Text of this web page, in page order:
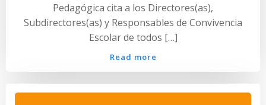
Pedagógica cita a los Directores(as),
Subdirectores(as) y Responsables de Convivencia
Escolar de todos […]
Read more